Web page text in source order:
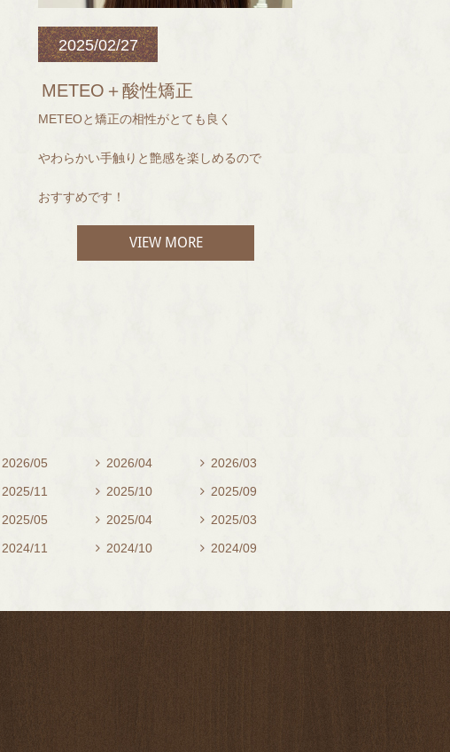
2025/02/27
METEO＋酸性矯正
METEOと矯正の相性がとても良く
やわらかい手触りと艶感を楽しめるので
おすすめです！
VIEW MORE
2026/05  2026/04  2026/03
2025/11  2025/10  2025/09
2025/05  2025/04  2025/03
2024/11  2024/10  2024/09